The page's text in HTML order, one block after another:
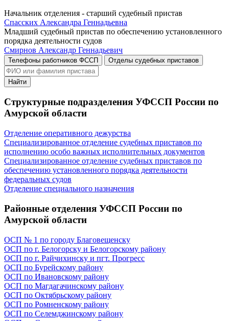
Начальник отделения - старший судебный пристав
Спасских Александра Геннадьевна
Младший судебный пристав по обеспечению установленного
порядка деятельности судов
Смирнов Александр Геннадьевич
Телефоны работников ФССП Отделы судебных приставов
Найти
Структурные подразделения УФССП России по
Амурской области
Отделение оперативного дежурства
Специализированное отделение судебных приставов по
исполнению особо важных исполнительных документов
Специализированное отделение судебных приставов по
обеспечению установленного порядка деятельности
федеральных судов
Отделение специального назначения
Районные отделения УФССП России по
Амурской области
ОСП № 1 по городу Благовещенску
ОСП по г. Белогорску и Белогорскому району
ОСП по г. Райчихинску и пгт. Прогресс
ОСП по Бурейскому району
ОСП по Ивановскому району
ОСП по Магдагачинскому району
ОСП по Октябрьскому району
ОСП по Ромненскому району
ОСП по Селемджинскому району